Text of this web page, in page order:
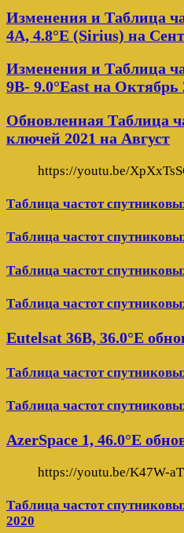
Изменения и Таблица
4A, 4.8°E (Sirius) на
Изменения и Таблица
9B- 9.0°East на Октябрь
Обновленная Таблица
ключей 2021 на Август
https://youtu.be/
Таблица частот
Таблица частот
Таблица частот
Таблица частот
Eutelsat 36B, 36.0°E
Таблица частот
Таблица частот
AzerSpace 1, 46.0°E
https://youtu.be/K47W-
Таблица частот
2020